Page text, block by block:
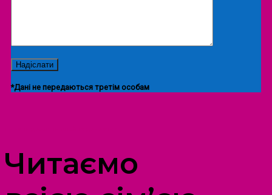
*Дані не передаються третім особам
Читаємо